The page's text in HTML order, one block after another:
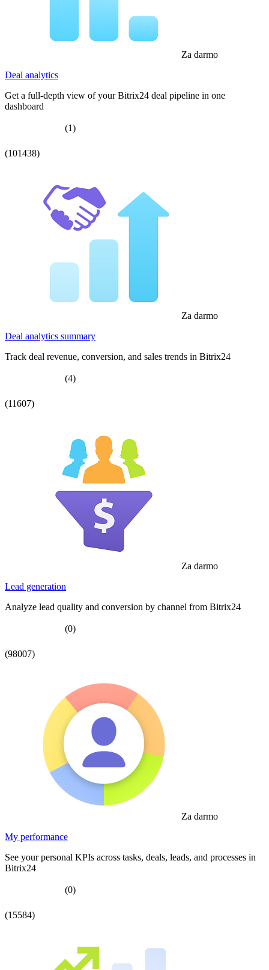
Za darmo
Deal analytics
Get a full-depth view of your Bitrix24 deal pipeline in one
dashboard
(1)
(101438)
Za darmo
Deal analytics summary
Track deal revenue, conversion, and sales trends in Bitrix24
(4)
(11607)
Za darmo
Lead generation
Analyze lead quality and conversion by channel from Bitrix24
(0)
(98007)
Za darmo
My performance
See your personal KPIs across tasks, deals, leads, and processes in
Bitrix24
(0)
(15584)